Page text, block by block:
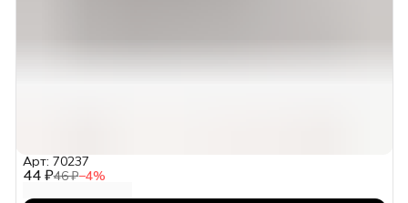
44 ₽46 ₽−4%
Арт: 70237